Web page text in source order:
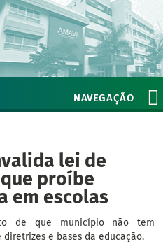
NAVEGAÇÃO
lei de
proíbe
em escolas
de que município não tem
e bases da educação.